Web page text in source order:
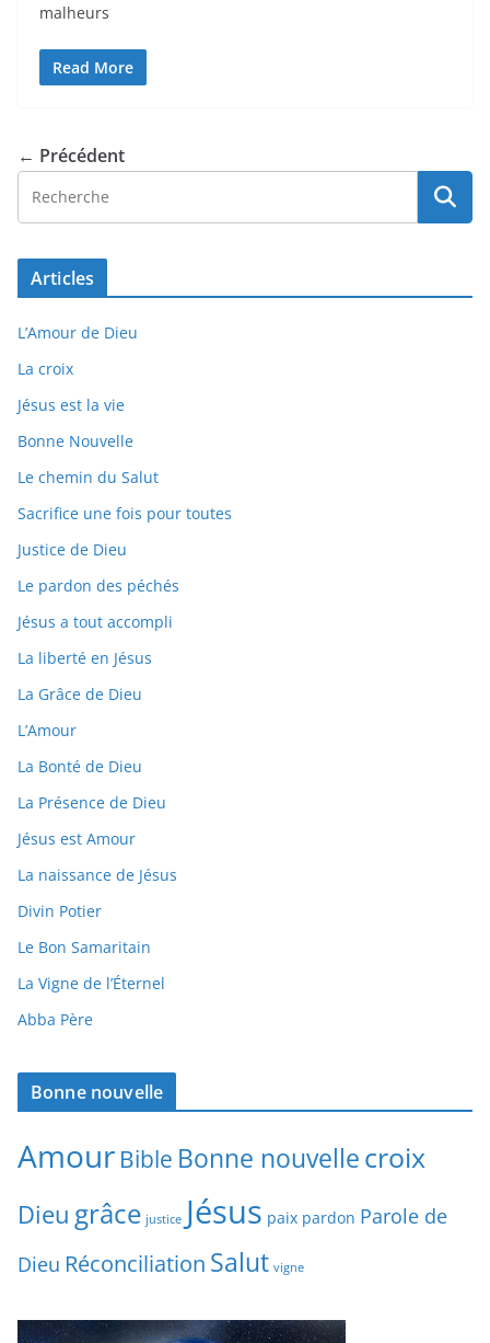
malheurs
Read More
← Précédent
Articles
L’Amour de Dieu
La croix
Jésus est la vie
Bonne Nouvelle
Le chemin du Salut
Sacrifice une fois pour toutes
Justice de Dieu
Le pardon des péchés
Jésus a tout accompli
La liberté en Jésus
La Grâce de Dieu
L’Amour
La Bonté de Dieu
La Présence de Dieu
Jésus est Amour
La naissance de Jésus
Divin Potier
Le Bon Samaritain
La Vigne de l’Éternel
Abba Père
Bonne nouvelle
Amour Bible Bonne nouvellecroix
Dieu grâce justice Jésus paix pardon Parole de
Dieu Réconciliation Salut vigne